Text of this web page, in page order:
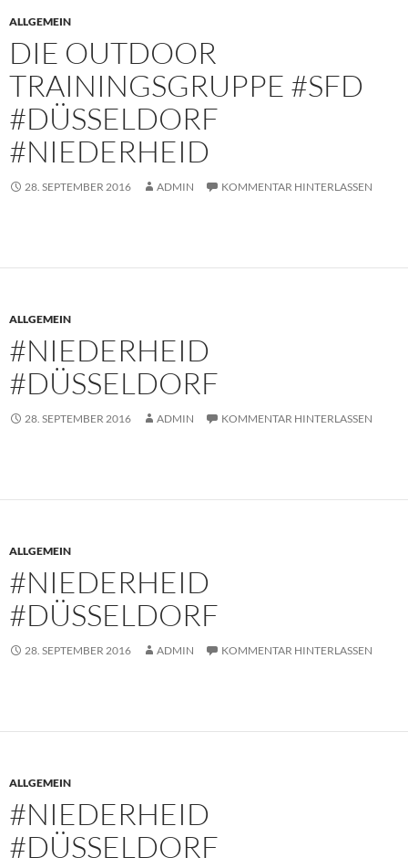
ALLGEMEIN
DIE OUTDOOR
TRAININGSGRUPPE #SFD
#DÜSSELDORF
#NIEDERHEID
28. SEPTEMBER 2016 ADMIN KOMMENTAR HINTERLASSEN
ALLGEMEIN
#NIEDERHEID
#DÜSSELDORF
28. SEPTEMBER 2016 ADMIN KOMMENTAR HINTERLASSEN
ALLGEMEIN
#NIEDERHEID
#DÜSSELDORF
28. SEPTEMBER 2016 ADMIN KOMMENTAR HINTERLASSEN
ALLGEMEIN
#NIEDERHEID
#DÜSSELDORF